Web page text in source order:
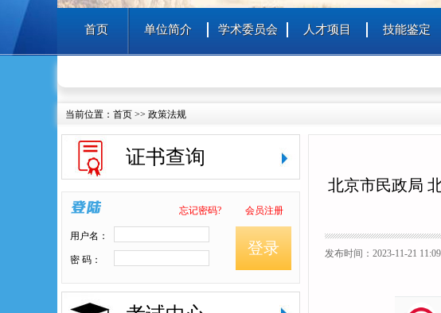
首页 单位简介 学术委员会 人才项目 技能鉴定
当前位置： 首页 >> 政策法规
北京市民政局
发布时间：2023-11-21
证书查询
忘记密码? 会员注册
登录
用户名：
密 码：